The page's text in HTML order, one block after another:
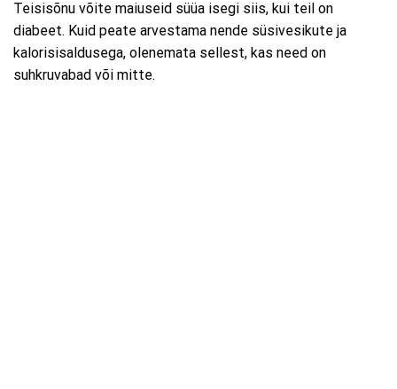
Teisisõnu võite maiuseid süüa isegi siis, kui teil on
diabeet. Kuid peate arvestama nende süsivesikute ja
kalorisisaldusega, olenemata sellest, kas need on
suhkruvabad või mitte.